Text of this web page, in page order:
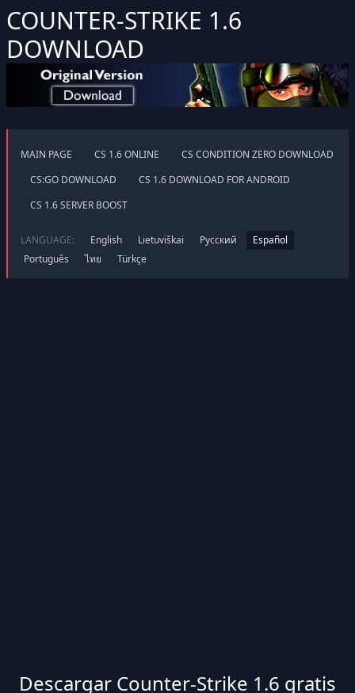
COUNTER-STRIKE 1.6
DOWNLOAD
MAIN PAGE CS 1.6 ONLINE
CS CONDITION ZERO DOWNLOAD
CS:GO DOWNLOAD
CS 1.6 DOWNLOAD FOR ANDROID
CS 1.6 SERVER BOOST
LANGUAGE: English Lietuviškai Русский
Español
Português
ไทย Türkçe
Descargar Counter-Strike 1.6 gratis